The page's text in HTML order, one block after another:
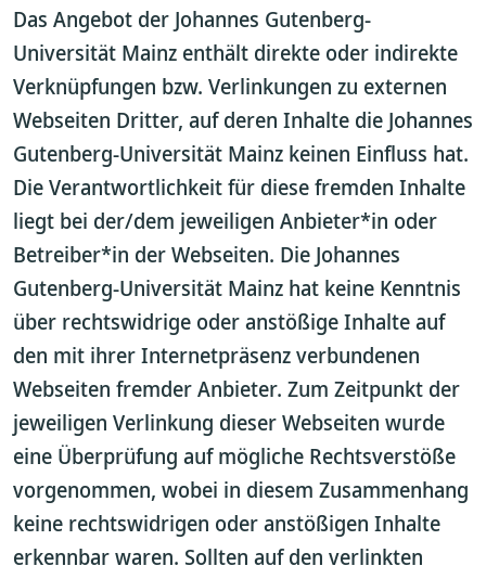
Das Angebot der Johannes Gutenberg-
Universität Mainz enthält direkte oder indirekte
Verknüpfungen bzw. Verlinkungen zu externen
Webseiten Dritter, auf deren Inhalte die Johannes
Gutenberg-Universität Mainz keinen Einfluss hat.
Die Verantwortlichkeit für diese fremden Inhalte
liegt bei der/dem jeweiligen Anbieter*in oder
Betreiber*in der Webseiten. Die Johannes
Gutenberg-Universität Mainz hat keine Kenntnis
über rechtswidrige oder anstößige Inhalte auf
den mit ihrer Internetpräsenz verbundenen
Webseiten fremder Anbieter. Zum Zeitpunkt der
jeweiligen Verlinkung dieser Webseiten wurde
eine Überprüfung auf mögliche Rechtsverstöße
vorgenommen, wobei in diesem Zusammenhang
keine rechtswidrigen oder anstößigen Inhalte
erkennbar waren. Sollten auf den verlinkten